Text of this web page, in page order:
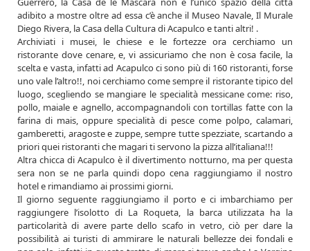
adibito a mostre oltre ad essa c’è anche il Museo Navale, Il Murale
Diego Rivera, la Casa della Cultura di Acapulco e tanti altri! .
Archiviati i musei, le chiese e le fortezze ora cerchiamo un
ristorante dove cenare, e, vi assicuriamo che non è cosa facile, la
scelta e vasta, infatti ad Acapulco ci sono più di 160 ristoranti, forse
uno vale l’altro!!, noi cerchiamo come sempre il ristorante tipico del
luogo, scegliendo se mangiare le specialità messicane come: riso,
pollo, maiale e agnello, accompagnandoli con tortillas fatte con la
farina di mais, oppure specialità di pesce come polpo, calamari,
gamberetti, aragoste e zuppe, sempre tutte spezziate, scartando a
priori quei ristoranti che magari ti servono la pizza all’italiana!!!
Altra chicca di Acapulco è il divertimento notturno, ma per questa
sera non se ne parla quindi dopo cena raggiungiamo il nostro
hotel e rimandiamo ai prossimi giorni.
Il giorno seguente raggiungiamo il porto e ci imbarchiamo per
raggiungere l’isolotto di La Roqueta, la barca utilizzata ha la
particolarità di avere parte dello scafo in vetro, ciò per dare la
possibilità ai turisti di ammirare le naturali bellezze dei fondali e